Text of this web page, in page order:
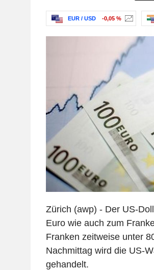
EUR / USD -0,05 %
Zürich (awp) - Der US-
Euro wie auch zum
Franken zeitweise unter
Nachmittag wird die US-
gehandelt.